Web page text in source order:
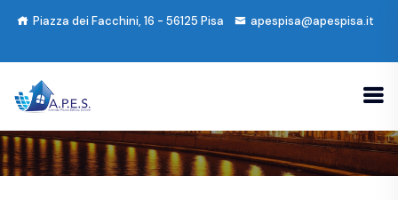
Piazza dei Facchini, 16 - 56125 Pisa apespisa@apespisa.it